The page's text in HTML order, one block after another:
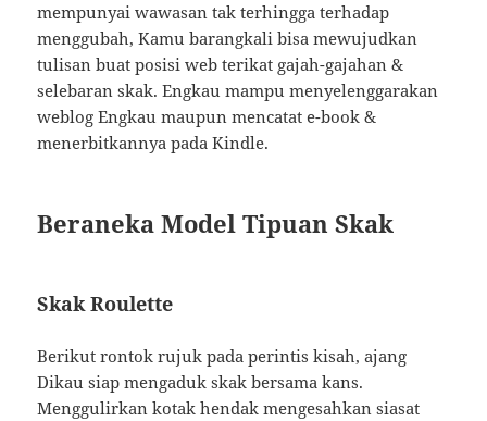
mempunyai wawasan tak terhingga terhadap
menggubah, Kamu barangkali bisa mewujudkan
tulisan buat posisi web terikat gajah-gajahan &
selebaran skak. Engkau mampu menyelenggarakan
weblog Engkau maupun mencatat e-book &
menerbitkannya pada Kindle.
Beraneka Model Tipuan Skak
Skak Roulette
Berikut rontok rujuk pada perintis kisah, ajang
Dikau siap mengaduk skak bersama kans.
Menggulirkan kotak hendak mengesahkan siasat